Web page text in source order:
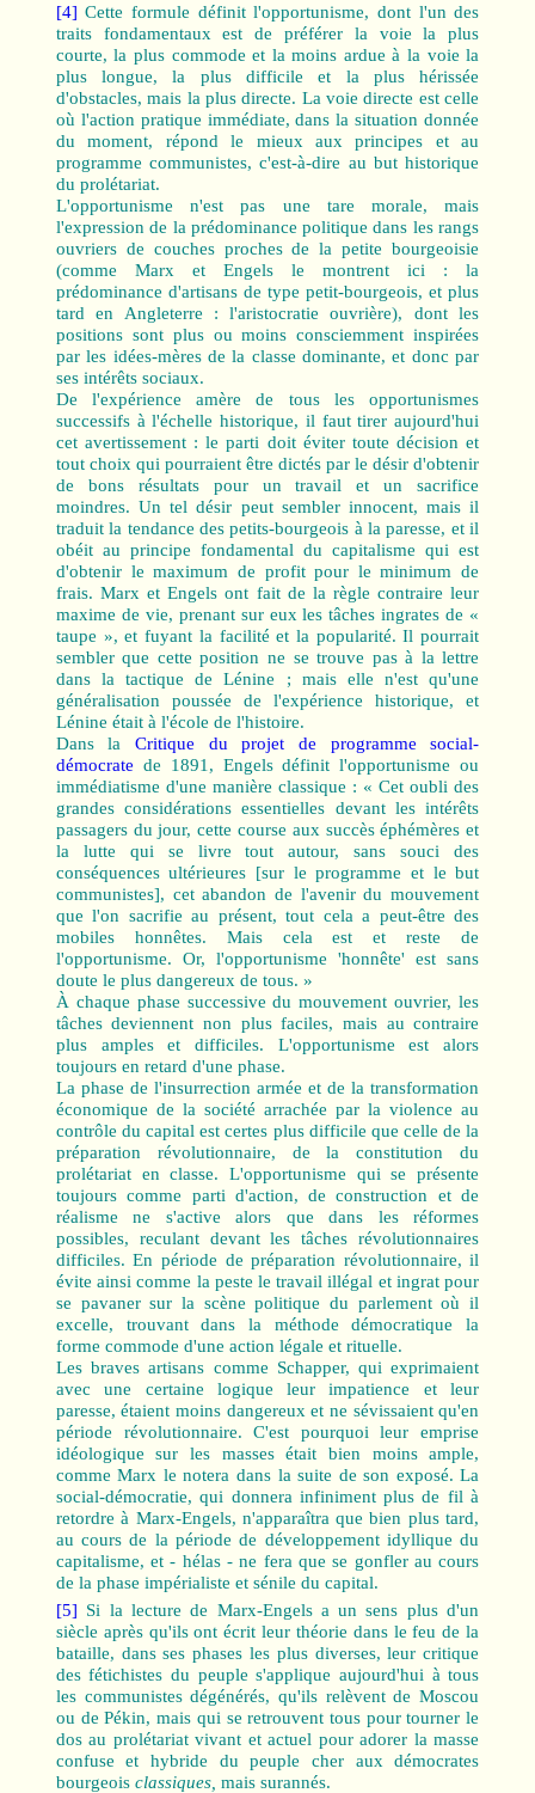
[4] Cette formule définit l'opportunisme, dont l'un des
traits fondamentaux est de préférer la voie la plus
courte, la plus commode et la moins ardue à la voie la
plus longue, la plus difficile et la plus hérissée
d'obstacles, mais la plus directe. La voie directe est celle
où l'action pratique immédiate, dans la situation donnée
du moment, répond le mieux aux principes et au
programme communistes, c'est-à-dire au but historique
du prolétariat.
L'opportunisme n'est pas une tare morale, mais
l'expression de la prédominance politique dans les rangs
ouvriers de couches proches de la petite bourgeoisie
(comme Marx et Engels le montrent ici : la
prédominance d'artisans de type petit-bourgeois, et plus
tard en Angleterre : l'aristocratie ouvrière), dont les
positions sont plus ou moins consciemment inspirées
par les idées-mères de la classe dominante, et donc par
ses intérêts sociaux.
De l'expérience amère de tous les opportunismes
successifs à l'échelle historique, il faut tirer aujourd'hui
cet avertissement : le parti doit éviter toute décision et
tout choix qui pourraient être dictés par le désir d'obtenir
de bons résultats pour un travail et un sacrifice
moindres. Un tel désir peut sembler innocent, mais il
traduit la tendance des petits-bourgeois à la paresse, et il
obéit au principe fondamental du capitalisme qui est
d'obtenir le maximum de profit pour le minimum de
frais. Marx et Engels ont fait de la règle contraire leur
maxime de vie, prenant sur eux les tâches ingrates de «
taupe », et fuyant la facilité et la popularité. Il pourrait
sembler que cette position ne se trouve pas à la lettre
dans la tactique de Lénine ; mais elle n'est qu'une
généralisation poussée de l'expérience historique, et
Lénine était à l'école de l'histoire.
Dans laCritique du projet de programme social-
démocrate de 1891, Engels définit l'opportunisme ou
immédiatisme d'une manière classique : « Cet oubli des
grandes considérations essentielles devant les intérêts
passagers du jour, cette course aux succès éphémères et
la lutte qui se livre tout autour, sans souci des
conséquences ultérieures [sur le programme et le but
communistes], cet abandon de l'avenir du mouvement
que l'on sacrifie au présent, tout cela a peut-être des
mobiles honnêtes. Mais cela est et reste de
l'opportunisme. Or, l'opportunisme 'honnête' est sans
doute le plus dangereux de tous. »
À chaque phase successive du mouvement ouvrier, les
tâches deviennent non plus faciles, mais au contraire
plus amples et difficiles. L'opportunisme est alors
toujours en retard d'une phase.
La phase de l'insurrection armée et de la transformation
économique de la société arrachée par la violence au
contrôle du capital est certes plus difficile que celle de la
préparation révolutionnaire, de la constitution du
prolétariat en classe. L'opportunisme qui se présente
toujours comme parti d'action, de construction et de
réalisme ne s'active alors que dans les réformes
possibles, reculant devant les tâches révolutionnaires
difficiles. En période de préparation révolutionnaire, il
évite ainsi comme la peste le travail illégal et ingrat pour
se pavaner sur la scène politique du parlement où il
excelle, trouvant dans la méthode démocratique la
forme commode d'une action légale et rituelle.
Les braves artisans comme Schapper, qui exprimaient
avec une certaine logique leur impatience et leur
paresse, étaient moins dangereux et ne sévissaient qu'en
période révolutionnaire. C'est pourquoi leur emprise
idéologique sur les masses était bien moins ample,
comme Marx le notera dans la suite de son exposé. La
social-démocratie, qui donnera infiniment plus de fil à
retordre à Marx-Engels, n'apparaîtra que bien plus tard,
au cours de la période de développement idyllique du
capitalisme, et ‑ hélas ‑ ne fera que se gonfler au cours
de la phase impérialiste et sénile du capital.
[5] Si la lecture de Marx-Engels a un sens plus d'un
siècle après qu'ils ont écrit leur théorie dans le feu de la
bataille, dans ses phases les plus diverses, leur critique
des fétichistes du peuple s'applique aujourd'hui à tous
les communistes dégénérés, qu'ils relèvent de Moscou
ou de Pékin, mais qui se retrouvent tous pour tourner le
dos au prolétariat vivant et actuel pour adorer la masse
confuse et hybride du peuple cher aux démocrates
bourgeois classiques, mais surannés.